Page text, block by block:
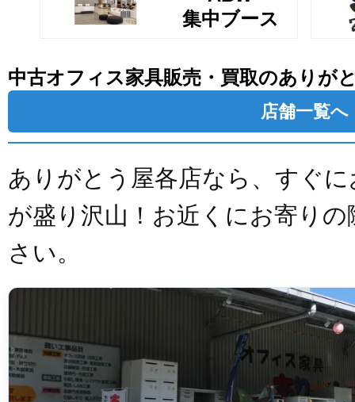
集中ブース
中古オフィス家具販売・買取のありが
店舗一覧へ
ありがとう屋各店なら、すぐ
が盛り沢山！お近くにお寄り
さい。